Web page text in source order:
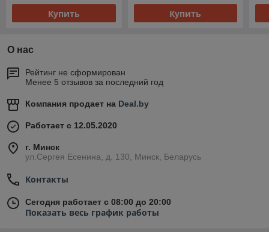
Купить Купить
О нас
Рейтинг не сформирован
Менее 5 отзывов за последний год
Компания продает на Deal.by
Работает с 12.05.2020
г. Минск
ул.Сергея Есенина, д. 130, Минск, Беларусь
Контакты
Сегодня работает с 08:00 до 20:00
Показать весь график работы